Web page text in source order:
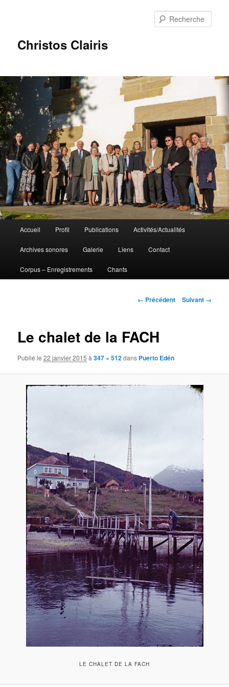
Christos Clairis
principal
Aller
au
contenu
Accueil Profil Publications Activités/Actualités
Archives sonores Galerie Liens Contact
Corpus – Enregistrements Chants
Navigation
← Précédent Suivant →
Le chalet de la FACH
Publié le22 janvier 2015 à347 × 512dans Puerto Edén
LE CHALET DE LA FACH